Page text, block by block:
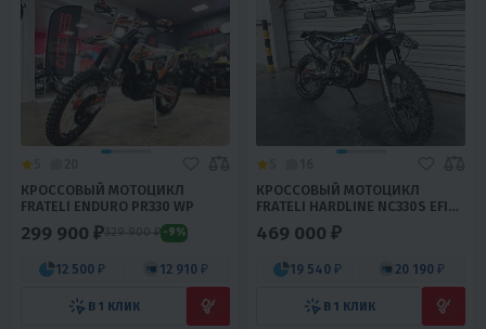
КРОССОВЫЙ МОТОЦИКЛ
FRATELI ENDURO PR330 WP
299 900 ₽329 900 ₽ -9%
12 500 ₽ 12 910 ₽
В 1 КЛИК
КРОССОВЫЙ МОТОЦИКЛ
FRATELI HARDLINE NC330S EFI
469 000 ₽
19 540 ₽ 20 190 ₽
В 1 КЛИК